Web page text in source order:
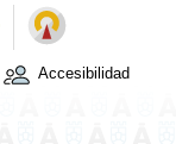
Accesibilidad